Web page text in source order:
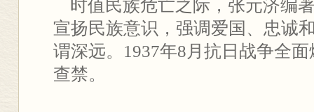
时值民族危亡之际，张元济编
宣扬民族意识，强调爱国、忠诚
谓深远。1937年8月抗日战争全
查禁。